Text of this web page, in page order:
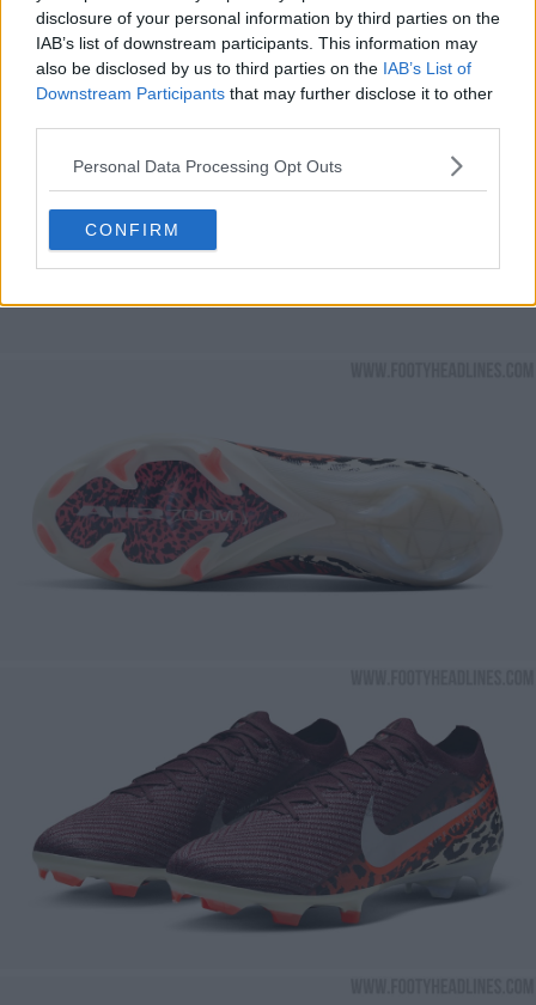
disclosure of your personal information by third parties on the
IAB’s list of downstream participants. This information may
also be disclosed by us to third parties on the IAB’s List of
Downstream Participants that may further disclose it to other
Personal Data Processing Opt Outs
CONFIRM